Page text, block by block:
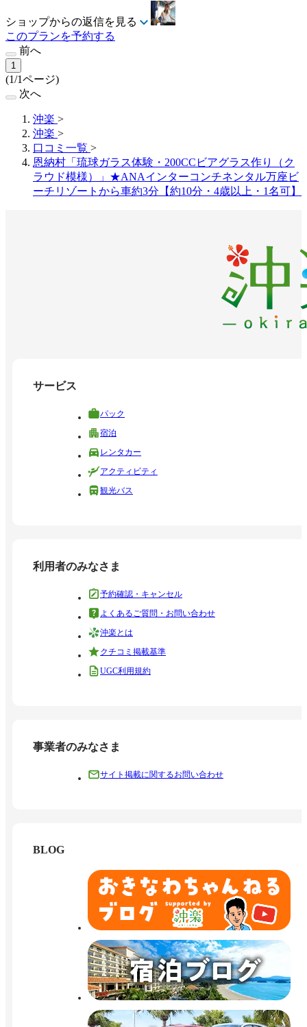
ショップからの返信を見る
このプランを予約する
前へ
1
(1/1ページ)
次へ
沖楽 >
沖楽 >
口コミ一覧 >
恩納村「琉球ガラス体験・200CCビアグラス作り（ク
ラウド模様）」★ANAインターコンチネンタル万座ビ
ーチリゾートから車約3分【約10分・4歳以上・1名可】
サービス
パック
宿泊
レンタカー
アクティビティ
観光バス
利用者のみなさま
予約確認・キャンセル
よくあるご質問・お問い合わせ
沖楽とは
クチコミ掲載基準
UGC利用規約
事業者のみなさま
サイト掲載に関するお問い合わせ
BLOG